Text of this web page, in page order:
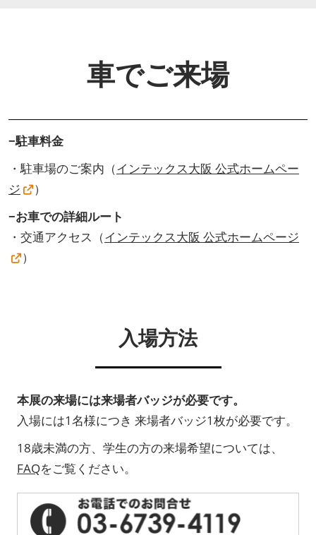
車でご来場
−駐車料金
・駐車場のご案内（インテックス大阪 公式ホームペー
ジ
）
−お車での詳細ルート
・交通アクセス（インテックス大阪 公式ホームページ
）
入場方法
本展の来場には来場者バッジが必要です。
入場には1名様につき 来場者バッジ1枚が必要です。
18歳未満の方、学生の方の来場希望については、
FAQをご覧ください。